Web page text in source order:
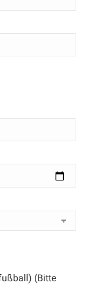
(Bitte